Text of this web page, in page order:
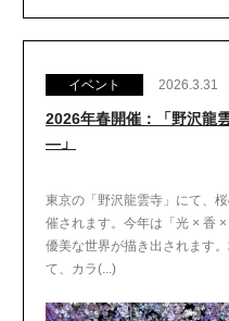
イベント 2026.3.31
2026年春開催：「野沢
―」
東京の「野沢龍雲寺」にて、
催されます。今年は「光 × 香
優美な世界が描き出されます
て、カラ(...)